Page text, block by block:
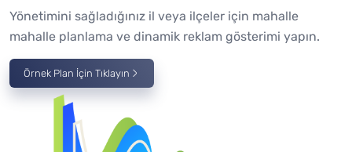
Yönetimini sağladığınız il veya ilçeler için mahalle
mahalle planlama ve dinamik reklam gösterimi yapın.
Örnek Plan İçin Tıklayın